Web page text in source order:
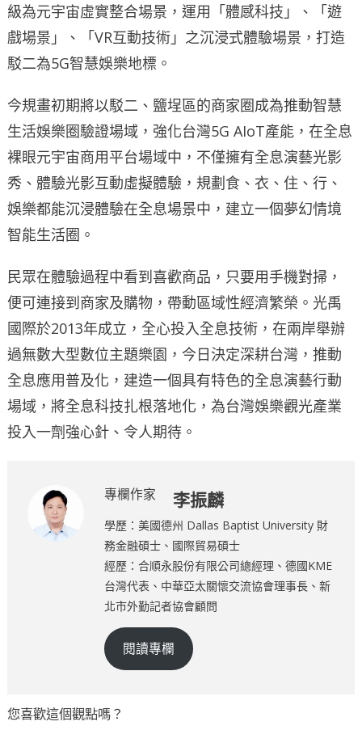
級為元宇宙虛實整合場景，運用「體感科技」、「遊
戲場景」、「VR互動技術」之沉浸式體驗場景，打造
駁二為5G智慧娛樂地標。
今規畫初期將以駁二、鹽埕區的商家圈成為推動智慧
生活娛樂圈驗證場域，強化台灣5G AIoT產能，在全息
裸眼元宇宙商用平台場域中，不僅擁有全息演藝光影
秀、體驗光影互動虛擬體驗，規劃食、衣、住、行、
娛樂都能沉浸體驗在全息場景中，建立一個夢幻情境
智能生活圈。
民眾在體驗過程中看到喜歡商品，只要用手機對掃，
便可連接到商家及購物，帶動區域性經濟繁榮。光禹
國際於2013年成立，全心投入全息技術，在兩岸舉辦
過無數大型數位主題樂園，今日決定深耕台灣，推動
全息應用普及化，建造一個具有特色的全息演藝行動
場域，將全息科技扎根落地化，為台灣娛樂觀光產業
投入一劑強心針、令人期待。
專欄作家 李振麟
學歷：美國德州 Dallas Baptist University 財
務金融碩士、國際貿易碩士
經歷：合順永股份有限公司總經理、德國KME
台灣代表、中華亞太關懷交流協會理事長、新
北市外勤記者協會顧問
閱讀專欄
您喜歡這個觀點嗎？